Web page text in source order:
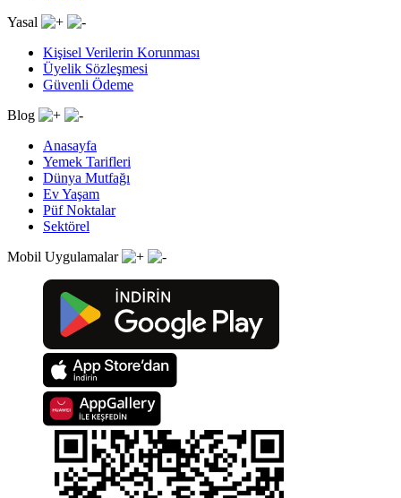
Yasal
Kişisel Verilerin Korunması
Üyelik Sözleşmesi
Güvenli Ödeme
Blog
Anasayfa
Yemek Tarifleri
Dünya Mutfağı
Ev Yaşam
Püf Noktalar
Sektörel
Mobil Uygulamalar